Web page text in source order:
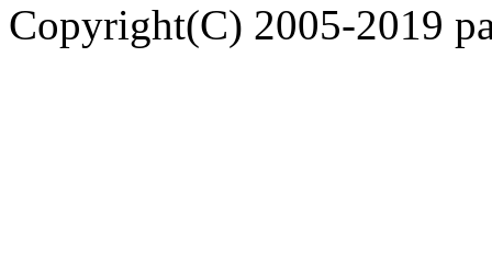
Copyright(C) 2005-2019